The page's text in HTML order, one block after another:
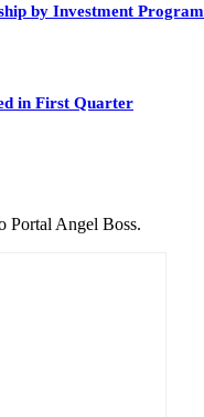
by Investment
in First Quarter
Portal Angel Boss.